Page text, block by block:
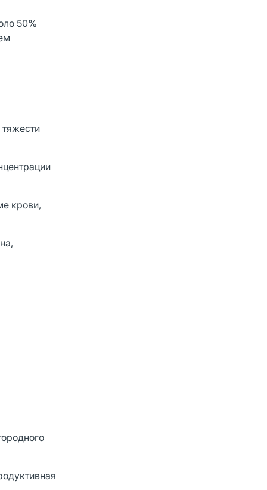
50%
крови,